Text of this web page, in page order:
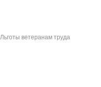
Льготы ветеранам труда